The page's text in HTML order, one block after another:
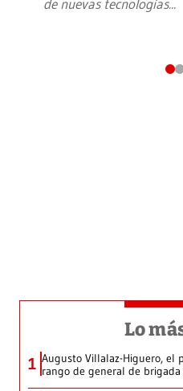
de nuevas tecnologías...
Lo
1 Augusto Villalaz-Higuero, el
rango de general de